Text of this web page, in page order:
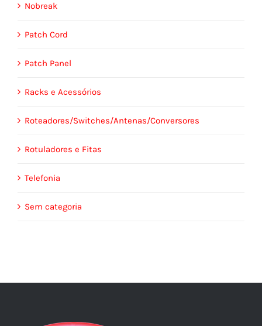
Nobreak
Patch Cord
Patch Panel
Racks e Acessórios
Roteadores/Switches/Antenas/Conversores
Rotuladores e Fitas
Telefonia
Sem categoria